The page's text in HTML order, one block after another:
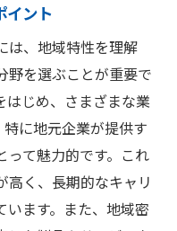
め方
したキャリア形成
とその可能性
支援する制度
ライフプラン
めの重要なポイン
イント
は、地域特性を理解
野を選ぶことが重要で
はじめ、さまざまな業
に地元企業が提供す
って魅力的です。これ
高く、長期的なキャリ
います。また、地域密